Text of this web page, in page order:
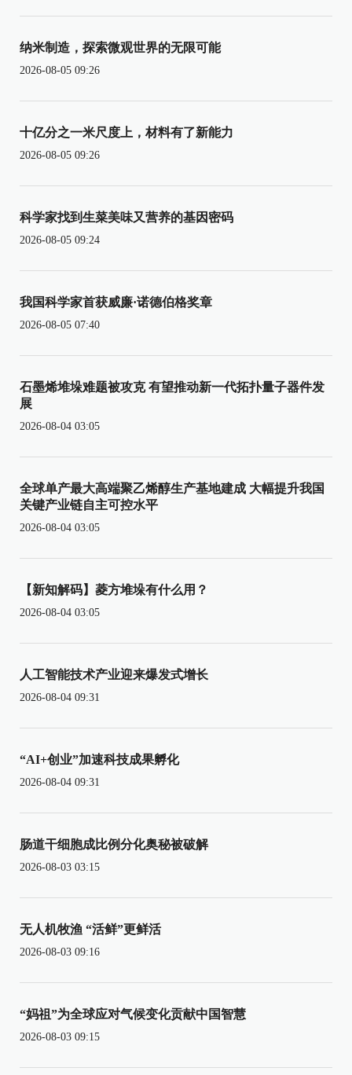
纳米制造，探索微观世界的无限可能
2026-08-05 09:26
十亿分之一米尺度上，材料有了新能力
2026-08-05 09:26
科学家找到生菜美味又营养的基因密码
2026-08-05 09:24
我国科学家首获威廉·诺德伯格奖章
2026-08-05 07:40
石墨烯堆垛难题被攻克 有望推动新一代拓扑量子器件发
展
2026-08-04 03:05
全球单产最大高端聚乙烯醇生产基地建成 大幅提升我国
关键产业链自主可控水平
2026-08-04 03:05
【新知解码】菱方堆垛有什么用？
2026-08-04 03:05
人工智能技术产业迎来爆发式增长
2026-08-04 09:31
“AI+创业”加速科技成果孵化
2026-08-04 09:31
肠道干细胞成比例分化奥秘被破解
2026-08-03 03:15
无人机牧渔 “活鲜”更鲜活
2026-08-03 09:16
“妈祖”为全球应对气候变化贡献中国智慧
2026-08-03 09:15